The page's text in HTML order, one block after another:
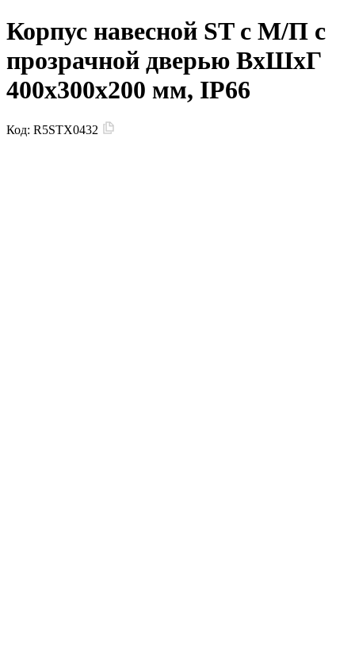
Корпус навесной ST с М/П с
прозрачной дверью ВxШxГ
400x300x200 мм, IP66
Код: R5STX0432